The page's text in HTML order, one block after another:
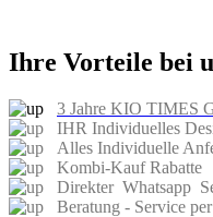
Ihre Vorteile bei
3 Jahre KIO TIMES
IHR Individuelles
Alles Individuelle
Kombi-Kauf Rabatte
Direkter Whatsapp
Beratung - Service